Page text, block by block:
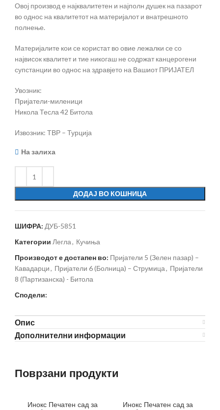
Овој производ е најквалитетен и најполн душек на пазарот
во однос на квалитетот на материјалот и внатрешното
полнење.
Материјалите кои се користат во овие лежалки се со
највисок квалитет и тие никогаш не содржат канцерогени
супстанции во однос на здравјето на Вашиот ПРИЈАТЕЛ
Увозник:
Пријатели-миленици
Никола Тесла 42 Битола
Извозник: ТВР – Турција
На залиха
ДОДАЈ ВО КОШНИЦА
ШИФРА: ДУБ-5851
Категории Легла, Кучиња
Производот е достапен во: Пријатели 5 (Зелен пазар) –
Кавадарци, Пријатели 6 (Болница) – Струмица, Пријатели
8 (Партизанска) - Битола
Сподели:
Опис
Дополнителни информации
Поврзани продукти
Инокс Печатен сад за
Инокс Печатен сад за